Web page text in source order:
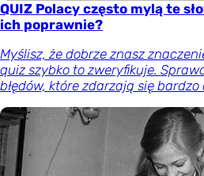
QUIZ Polacy często mylą te
ich poprawnie?
Myślisz, że dobrze znasz
quiz szybko to zweryfikuje.
błędów, które zdarzają się bardzo